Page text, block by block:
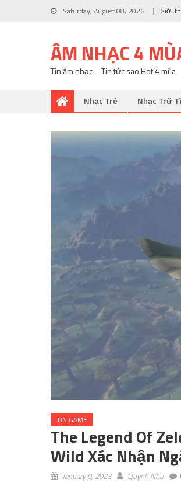
Saturday, August 08, 2026 Giới
ÂM NHẠC 4
Tin âm nhạc – Tin tức sao Hot 4 mùa
Nhạc Trẻ Nhạc Trữ
TIN GAME
The Legend Of
Wild Xác Nhận
January 9, 2023 Quynh Nhu